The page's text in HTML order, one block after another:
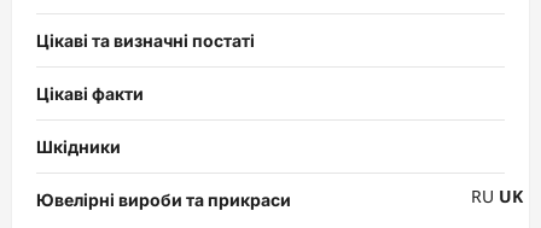
Цікаві та визначні постаті
Цікаві факти
Шкідники
Ювелірні вироби та прикраси RU UK